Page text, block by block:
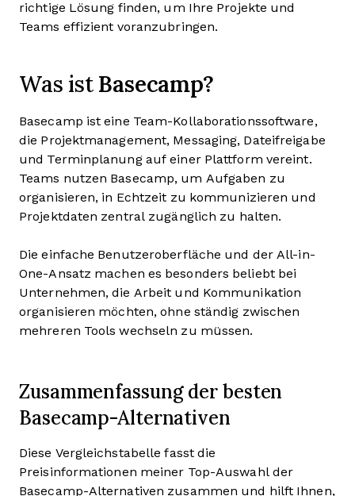
richtige Lösung finden, um Ihre Projekte und
Teams effizient voranzubringen.
Was istBasecamp?
Basecamp ist eine Team-Kollaborationssoftware,
die Projektmanagement, Messaging, Dateifreigabe
und Terminplanung auf einer Plattform vereint.
Teams nutzen Basecamp, um Aufgaben zu
organisieren, in Echtzeit zu kommunizieren und
Projektdaten zentral zugänglich zu halten.
Die einfache Benutzeroberfläche und der All-in-
One-Ansatz machen es besonders beliebt bei
Unternehmen, die Arbeit und Kommunikation
organisieren möchten, ohne ständig zwischen
mehreren Tools wechseln zu müssen.
Zusammenfassung der besten
Basecamp-Alternativen
Diese Vergleichstabelle fasst die
Preisinformationen meiner Top-Auswahl der
Basecamp-Alternativen zusammen und hilft Ihnen,